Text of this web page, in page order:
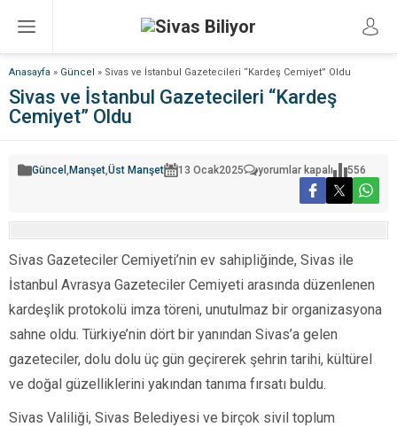
Anasayfa » Güncel » Sivas ve İstanbul Gazetecileri “Kardeş Cemiyet” Oldu
Sivas ve İstanbul Gazetecileri “Kardeş
Cemiyet” Oldu
Güncel , Manşet,Üst Manşet 13 Ocak2025
Sivas
Gazetecileri
“Kardeş
için
yorumlar kapalı 556
Sivas Gazeteciler Cemiyeti’nin ev sahipliğinde, Sivas ile
İstanbul Avrasya Gazeteciler Cemiyeti arasında düzenlenen
kardeşlik protokolü imza töreni, unutulmaz bir organizasyona
sahne oldu. Türkiye’nin dört bir yanından Sivas’a gelen
gazeteciler, dolu dolu üç gün geçirerek şehrin tarihi, kültürel
ve doğal güzelliklerini yakından tanıma fırsatı buldu.
Sivas Valiliği, Sivas Belediyesi ve birçok sivil toplum